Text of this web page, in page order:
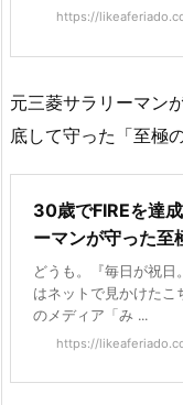
https://
元三菱サラリーマン
底して守った「至極
30歳でFIREを達
ーマンが守った至
どうも。『毎日が祝日
はネットで見かけたこ
のメディア「み ...
https://